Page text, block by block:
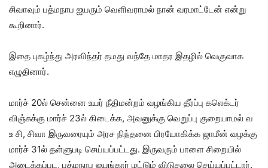
சிவாவும் பத்மநாப ஐயரும் வெளிவராமல் நான் வரமாட்டேன் என்று
கூறினார்.
இதை புகழ்ந்து அரவிந்தர் தமது வந்தே மாதர இதழில் வெகுவாக
எழுதினார்.
மார்ச் 20ல் சென்னை உயர் நீதிமன்றம் வழங்கிய தீர்ப்பு கலெக்டர்
விஞ்சுக்கு மார்ச் 23ல் கிடைக்க, அவனுக்கு வெறுப்பு குறையாமல் வ
உ சி, சிவா இருவரையும் அரச நிந்தனை பிரயோகிக்க ஜாமீன் வழக்கு
மார்ச் 31ல் தள்ளுபடி செய்யப்பட்டது. இருவரும் பாளை சிறையில்
அடைக்கப்பட, பத்மநாப ஐயங்கார் மட்டும் விடுதலை செய்யப்பட்டார்.